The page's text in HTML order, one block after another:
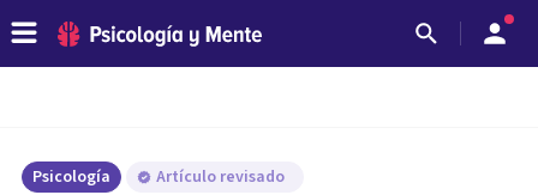
Psicología Artículo revisado